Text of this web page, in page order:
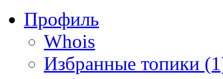
Профиль
Whois
Избранные топики